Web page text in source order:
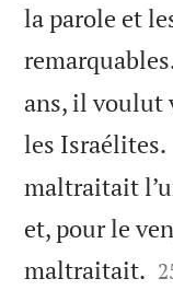
la parole et
ans, il voulut
les Israélites.
maltraitait
et, pour le
maltraitait. 